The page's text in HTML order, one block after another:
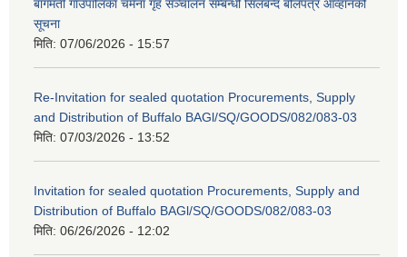
बागमती गाउँपालिका चमेना गृह सञ्चालन सम्बन्धी सिलबन्द बोलपत्र आव्हानको
सूचना
मिति: 07/06/2026 - 15:57
Re-Invitation for sealed quotation Procurements, Supply
and Distribution of Buffalo BAGl/SQ/GOODS/082/083-03
मिति: 07/03/2026 - 13:52
Invitation for sealed quotation Procurements, Supply and
Distribution of Buffalo BAGl/SQ/GOODS/082/083-03
मिति: 06/26/2026 - 12:02